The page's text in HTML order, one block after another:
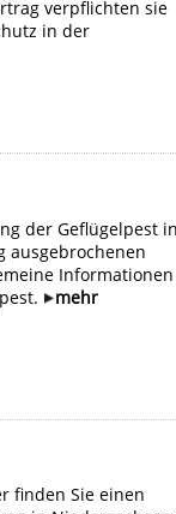
verpflichten sie
in der
der Geflügelpest
ausgebrochenen
Informationen
mehr
finden Sie einen